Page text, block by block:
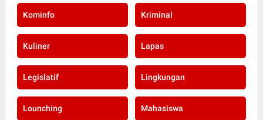
Kominfo Kriminal
Kuliner Lapas
Legislatif Lingkungan
Lounching Mahasiswa